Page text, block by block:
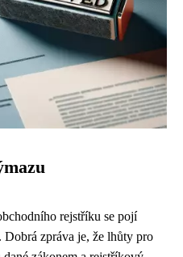
rejstříku se pojí
zpráva je, že lhůty pro